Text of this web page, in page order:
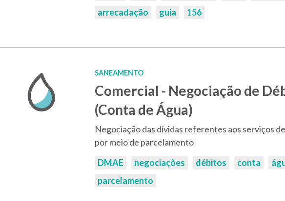
arrecadação
guia 156
SANEAMENTO
Comercial - Negociação de
(Conta de Água)
Negociação das dívidas referentes aos serviços
por meio de parcelamento
Palavras-
chaves:
DMAE negociações débitos conta
parcelamento